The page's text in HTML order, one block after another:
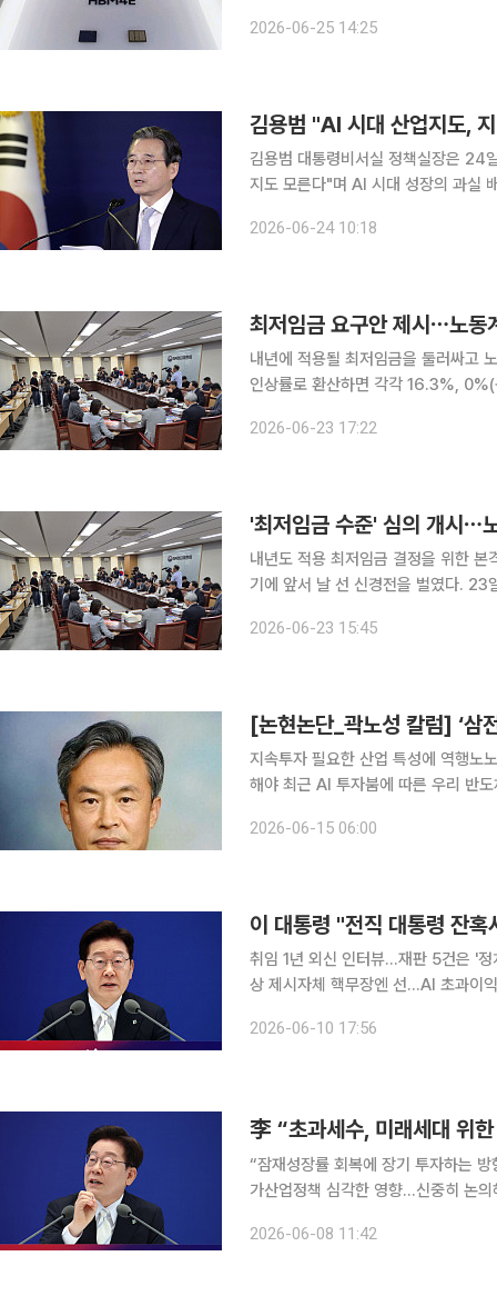
2026-06-25 14:25
김용범 "AI 시대 산업지도,
김용범 대통령비서실 정책실장은 24
지도 모른다"며 AI 시대 성장의 과실
기조연설에서 최근 한국 경제 상황을
2026-06-24 10:18
최저임금 요구안 제시⋯노
내년에 적용될 최저임금을 둘러싸고
인상률로 환산하면 각각 16.3%, 0%(동결)다. 정부세종청사에서 23일 열린
초 요구안 제시 전부터 날선 신경전을
2026-06-23 17:22
'최저임금 수준' 심의 개시⋯
내년도 적용 최저임금 결정을 위한 본
기에 앞서 날 선 신경전을 벌였다. 23일 정부세종청사에서 열린 최저임금위원회(최임위) 8차 전원
미 상당히 높은 수준에 이르고 있다”
2026-06-23 15:45
[논현논단_곽노성 칼럼] ‘삼
지속투자 필요한 산업 특성에 역행노
해야 최근 AI 투자붐에 따른 우리 반도체 기업의 놀라운 성과는 올해 우리나라의 예상 경제성장률을
자의 노사 간, 주주와의 갈등은 이제
2026-06-15 06:00
이 대통령 "전직 대통령 잔
취임 1년 외신 인터뷰…재판 5건은 '
상 제시자체 핵무장엔 선…AI 초과이익은 기본소득식 환
을 내놨다. 취임 1년을 맞아 자신의 거
2026-06-10 17:56
李 “초과세수, 미래세대 위
“잠재성장률 회복에 장기 투자하는
가산업정책 심각한 영향…신중히 논의해야” 이재명 대통령은 8일 반도체 호황에 따
2026-06-08 11:42